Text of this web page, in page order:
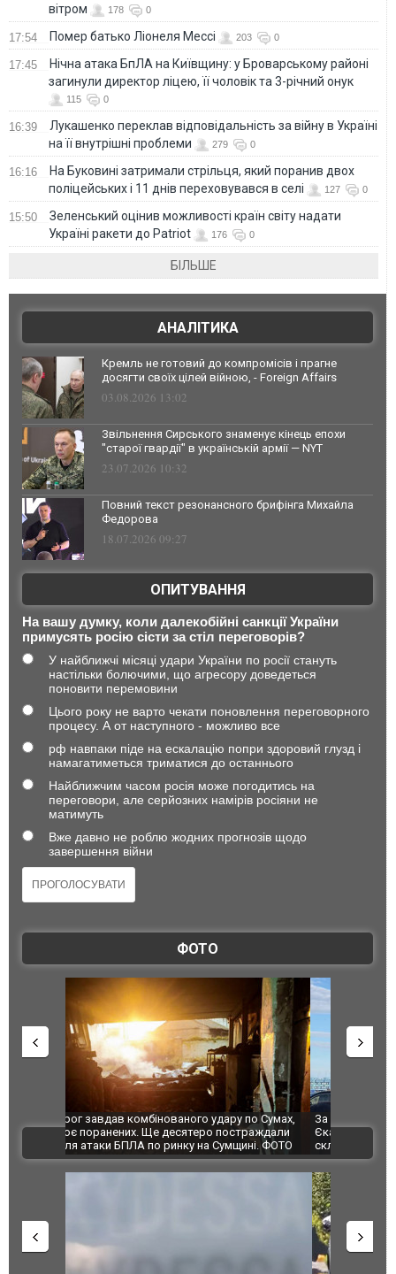
вітром 178 0
17:54 Помер батько Ліонеля Мессі 203 0
17:45
Нічна атака БпЛА на Київщину: у Броварському районі
загинули директор ліцею, її чоловік та 3-річний онук
115 0
16:39
Лукашенко переклав відповідальність за війну в Україні
на її внутрішні проблеми
279 0
16:16
На Буковині затримали стрільця, який поранив двох
поліцейських і 11 днів переховувався в селі
127 0
15:50
Зеленський оцінив можливості країн світу надати
Україні ракети до Patriot
176 0
БІЛЬШЕ
АНАЛІТИКА
Кремль не готовий до компромісів і прагне
досягти своїх цілей війною, - Foreign Affairs
03.08.2026 13:02
Звільнення Сирського знаменує кінець епохи
"старої гвардії" в українській армії — NYT
23.07.2026 10:32
Повний текст резонансного брифінга Михайла
Федорова
18.07.2026 09:27
ОПИТУВАННЯ
На вашу думку, коли далекобійні санкції України
примусять росію сісти за стіл переговорів?
У найближчі місяці удари України по росії стануть
настільки болючими, що агресору доведеться
поновити перемовини
Цього року не варто чекати поновлення переговорного
процесу. А от наступного - можливо все
рф навпаки піде на ескалацію попри здоровий глузд і
намагатиметься триматися до останнього
Найближчим часом росія може погодитись на
переговори, але серйозних намірів росіяни не
матимуть
Вже давно не роблю жодних прогнозів щодо
завершення війни
ФОТО
За 2000 кілометрів від кордону з Україною: в
Єкатеринбурзі після атаки дронів загорівся
склад Wildberries. ФОТО. ВІДЕО
"Мої
ВІДЕО